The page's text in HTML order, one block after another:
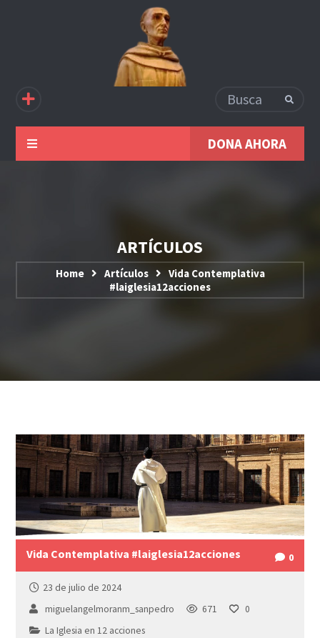
DONA AHORA
ARTÍCULOS
Home Artículos
Vida Contemplativa
#laiglesia12acciones
Vida Contemplativa #laiglesia12acciones 0
23 de julio de 2024
miguelangelmoranm_sanpedro
671
0
La Iglesia en 12 acciones